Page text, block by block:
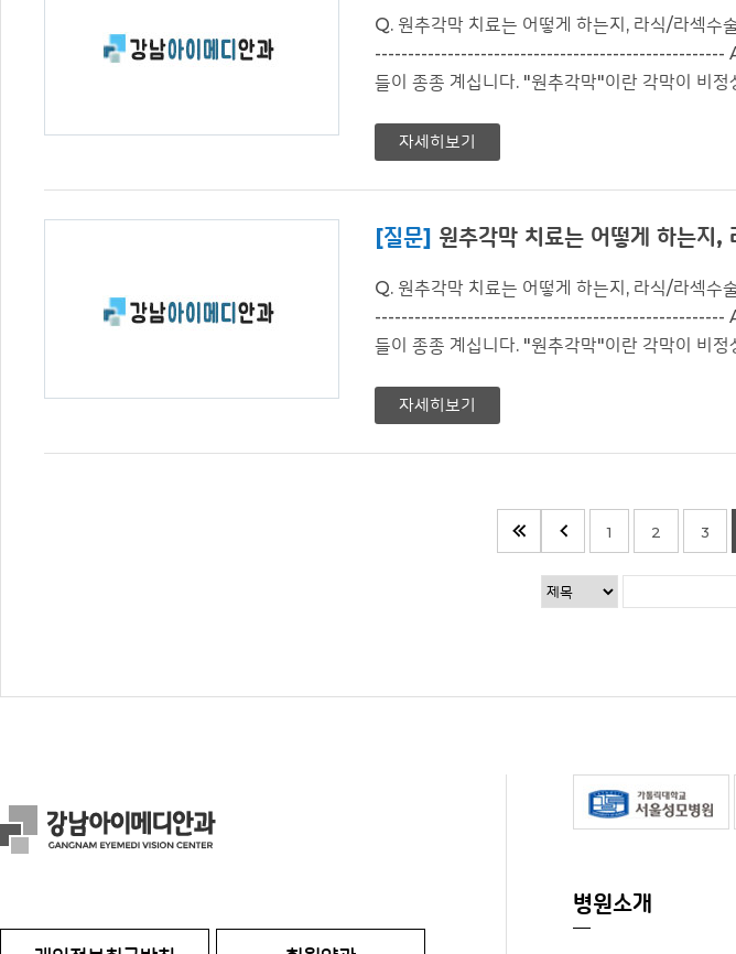
Q. 원추각막 치료는 어떻게 하는지, 라식/라섹
----------------------------------------------------- A.
들이 종종 계십니다. "원추각막"이란 각막이 비정
자세히보기
[질문] 원추각막 치료는 어떻게 하는지,
Q. 원추각막 치료는 어떻게 하는지, 라식/라섹
----------------------------------------------------- A.
들이 종종 계십니다. "원추각막"이란 각막이 비정
자세히보기
1 2 3
병원소개